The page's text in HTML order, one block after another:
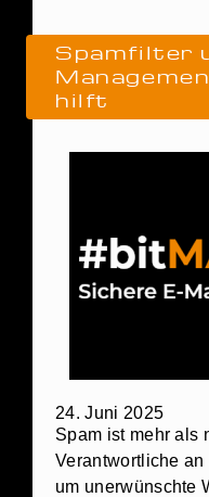
Spamfilter
hilft
24. Juni 2025
Spam ist mehr als
Verantwortliche
um unerwünschte